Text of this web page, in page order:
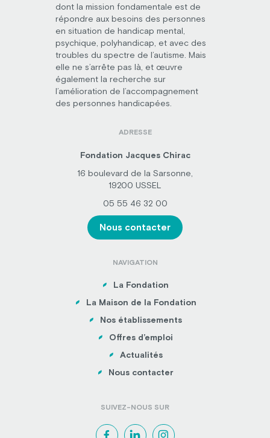
dont la mission fondamentale est de
répondre aux besoins des personnes
en situation de handicap mental,
psychique, polyhandicap, et avec des
troubles du spectre de l’autisme. Mais
elle ne s’arrête pas là, et œuvre
également la recherche sur
l’amélioration de l’accompagnement
des personnes handicapées.
ADRESSE
Fondation Jacques Chirac
16 boulevard de la Sarsonne,
19200 USSEL
05 55 46 32 00
Nous contacter
NAVIGATION
La Fondation
La Maison de la Fondation
Nos établissements
Offres d’emploi
Actualités
Nous contacter
SUIVEZ-NOUS SUR